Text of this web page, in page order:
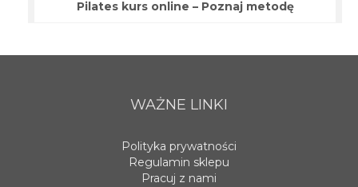
Pilates kurs online – Poznaj metodę
WAŻNE LINKI
Polityka prywatności
Regulamin sklepu
Pracuj z nami